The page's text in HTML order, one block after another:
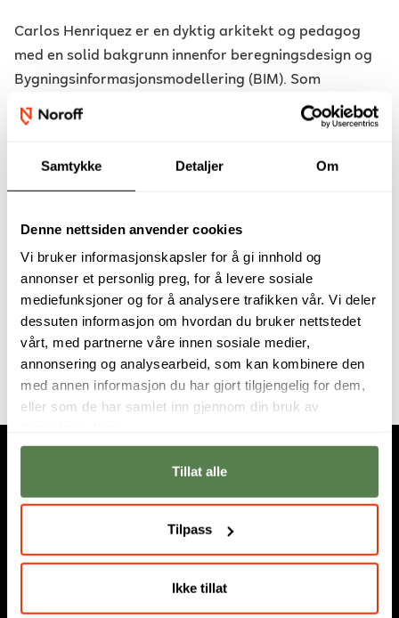
Samtykke Detaljer Om
Denne nettsiden anvender cookies
Vi bruker informasjonskapsler for å gi innhold og
annonser et personlig preg, for å levere sosiale
mediefunksjoner og for å analysere trafikken vår. Vi deler
dessuten informasjon om hvordan du bruker nettstedet
vårt, med partnerne våre innen sosiale medier,
annonsering og analysearbeid, som kan kombinere den
med annen informasjon du har gjort tilgjengelig for dem,
eller som de har samlet inn gjennom din bruk av
Tillat alle
Tilpass
Ikke tillat
Carlos Henriquez er en dyktig arkitekt og pedagog
med en solid bakgrunn innenfor beregningsdesign og
Bygningsinformasjonsmodellering (BIM). Som
fagansvarlig for avdelingen for Teknisk Design,
bringer Carlos med seg en omfattende erfaring fra
utdanningsinstitusjoner. Hans ekspertise innen
dedikasjon til å utvikle omfattende og innovative
kursopplegg, sikrer at vår læreplan forblir i forkant
av arkitekturutdanningen. Flytende i flere språk og
sertifisert i ulike avanserte arkitekturteknologier, er
Carlos opptatt av å skape et dynamisk og
engasjerende læringsmiljø for alle våre studenter.